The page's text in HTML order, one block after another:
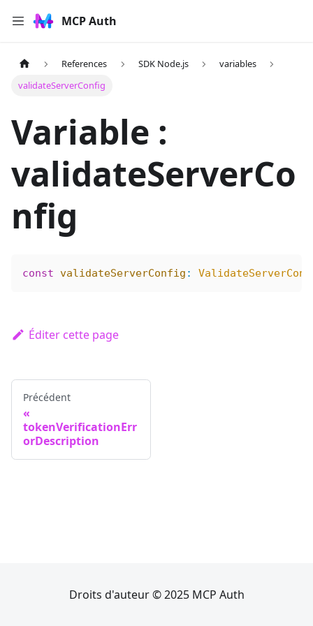
MCP Auth
References SDK Node.js
variables
validateServerConfig
Variable :
validateServerCo
nfig
const validateServerConfig :
Éditer cette page
Précédent
tokenVerificationErr
orDescription
Droits d'auteur © 2025 MCP Auth